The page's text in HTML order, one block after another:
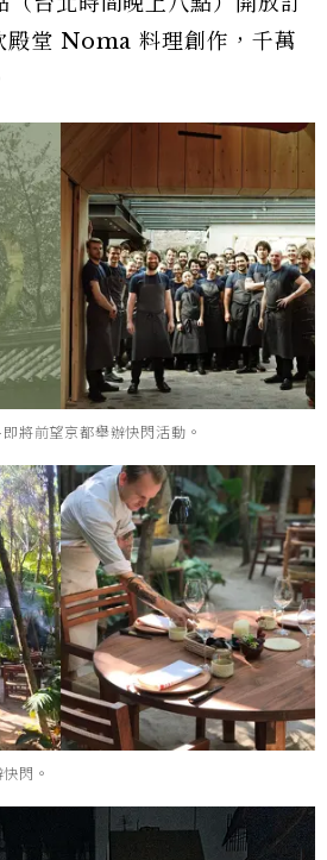
殿堂 Noma 料理創作，千萬
將前望京都舉辦快閃活動。
閃。